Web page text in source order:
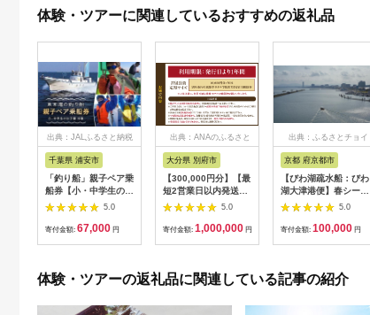
体験・ツアーに関連しているおすすめの返礼品
出典：JALふるさと納税
千葉県 浦安市
「釣り船」親子ペア乗
船券【小・中学生のお
子様】
5.0
寄付金額: 67,000 円
出典：ANAのふるさと
大分県 別府市
【300,000円分】【最
短2営業日以内発送】
別府市内の旅館やホテ
ルで使用できる宿泊補
助券 楽しい旅の思い
円 30万円 ホテル 旅
館 温泉 旅行 観光 ト
5.0
寄付金額: 1,000,000 円
出典：ふるさとチョイ
京都 府京都市
【びわ湖疏水船：びわ
湖大津港便】春シーズ
ン先行予約権（２名様
分の乗船予約の権利）
5.0
寄付金額: 100,000 円
体験・ツアーの返礼品に関連している記事の紹介